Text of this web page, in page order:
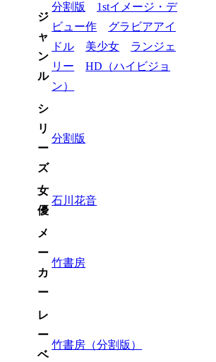
ジ
ャ
ン
ル
分割版
1stイメージ・デ
ビュー作
グラビアアイ
ドル
美少女
ランジェ
リー
HD（ハイビジョ
ン）
シ
リ
ー
ズ
分割版
女
優
石川花音
メ
ー
カ
ー
竹書房
レ
ー
ベ
竹書房（分割版）